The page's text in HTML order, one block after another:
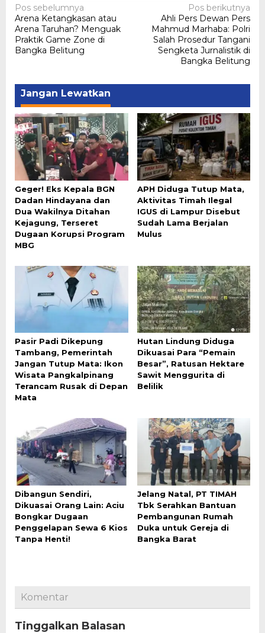
Navigasi
pos
Pos sebelumnya
Arena Ketangkasan atau
Arena Taruhan? Menguak
Praktik Game Zone di
Bangka Belitung
Pos berikutnya
Ahli Pers Dewan Pers
Mahmud Marhaba: Polri
Salah Prosedur Tangani
Sengketa Jurnalistik di
Bangka Belitung
Jangan Lewatkan
Geger! Eks Kepala BGN
Dadan Hindayana dan
Dua Wakilnya Ditahan
Kejagung, Terseret
Dugaan Korupsi Program
MBG
APH Diduga Tutup Mata,
Aktivitas Timah Ilegal
IGUS di Lampur Disebut
Sudah Lama Berjalan
Mulus
Pasir Padi Dikepung
Tambang, Pemerintah
Jangan Tutup Mata: Ikon
Wisata Pangkalpinang
Terancam Rusak di Depan
Mata
Hutan Lindung Diduga
Dikuasai Para “Pemain
Besar”, Ratusan Hektare
Sawit Menggurita di
Belilik
Dibangun Sendiri,
Dikuasai Orang Lain: Aciu
Bongkar Dugaan
Penggelapan Sewa 6 Kios
Tanpa Henti!
Jelang Natal, PT TIMAH
Tbk Serahkan Bantuan
Pembangunan Rumah
Duka untuk Gereja di
Bangka Barat
Komentar
Tinggalkan Balasan